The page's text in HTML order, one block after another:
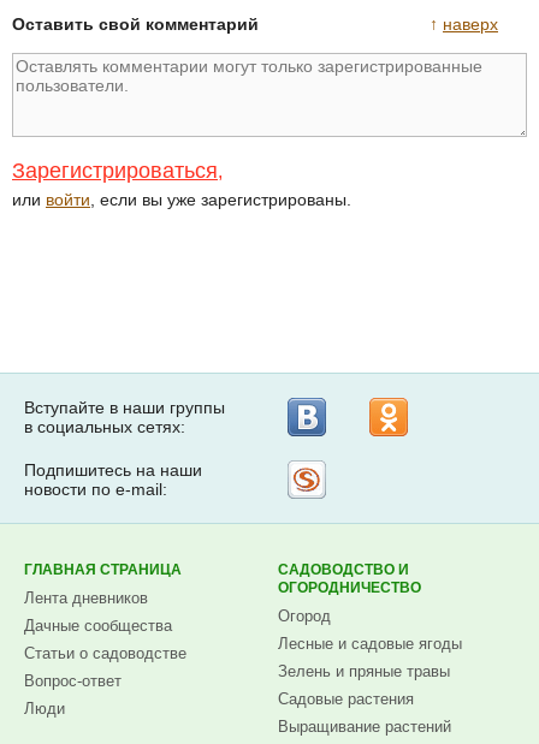
↑ наверх
Оставить свой комментарий
Зарегистрироваться,
или войти , если вы уже зарегистрированы.
Вступайте в наши группы
в социальных сетях:
Подпишитесь на наши
новости по e-mail:
ГЛАВНАЯ СТРАНИЦА
Лента дневников
Дачные сообщества
Статьи о садоводстве
Вопрос-ответ
Люди
САДОВОДСТВО И
ОГОРОДНИЧЕСТВО
Огород
Лесные и садовые ягоды
Зелень и пряные травы
Садовые растения
Выращивание растений